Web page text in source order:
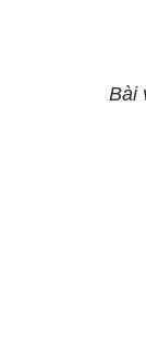
Bài